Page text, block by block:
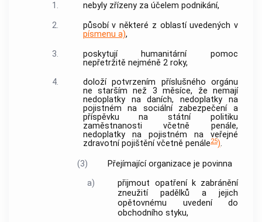
1.
nebyly zřízeny za účelem podnikání,
2.
působí v některé z oblastí uvedených v
písmenu a),
3.
poskytují humanitární pomoc
nepřetržitě nejméně 2 roky,
4.
doloží potvrzením příslušného orgánu
ne starším než 3 měsíce, že nemají
nedoplatky na daních, nedoplatky na
pojistném na sociální zabezpečení a
příspěvku na státní politiku
zaměstnanosti včetně penále,
nedoplatky na pojistném na veřejné
zdravotní pojištění včetně penále25).
(3)
Přejímající organizace je povinna
a)
přijmout opatření k zabránění
zneužití padělků a jejich
opětovnému uvedení do
obchodního styku,